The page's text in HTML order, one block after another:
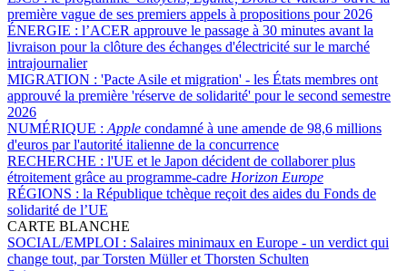
première vague de ses premiers appels à propositions pour 2026
ÉNERGIE : l’ACER approuve le passage à 30 minutes avant la
livraison pour la clôture des échanges d'électricité sur le marché
intrajournalier
MIGRATION : 'Pacte Asile et migration' - les États membres ont
approuvé la première 'réserve de solidarité' pour le second semestre
2026
NUMÉRIQUE : Apple condamné à une amende de 98,6 millions
d'euros par l'autorité italienne de la concurrence
RECHERCHE : l'UE et le Japon décident de collaborer plus
étroitement grâce au programme-cadre Horizon Europe
RÉGIONS : la République tchèque reçoit des aides du Fonds de
solidarité de l’UE
CARTE BLANCHE
SOCIAL/EMPLOI : Salaires minimaux en Europe - un verdict qui
change tout, par Torsten Müller et Thorsten Schulten